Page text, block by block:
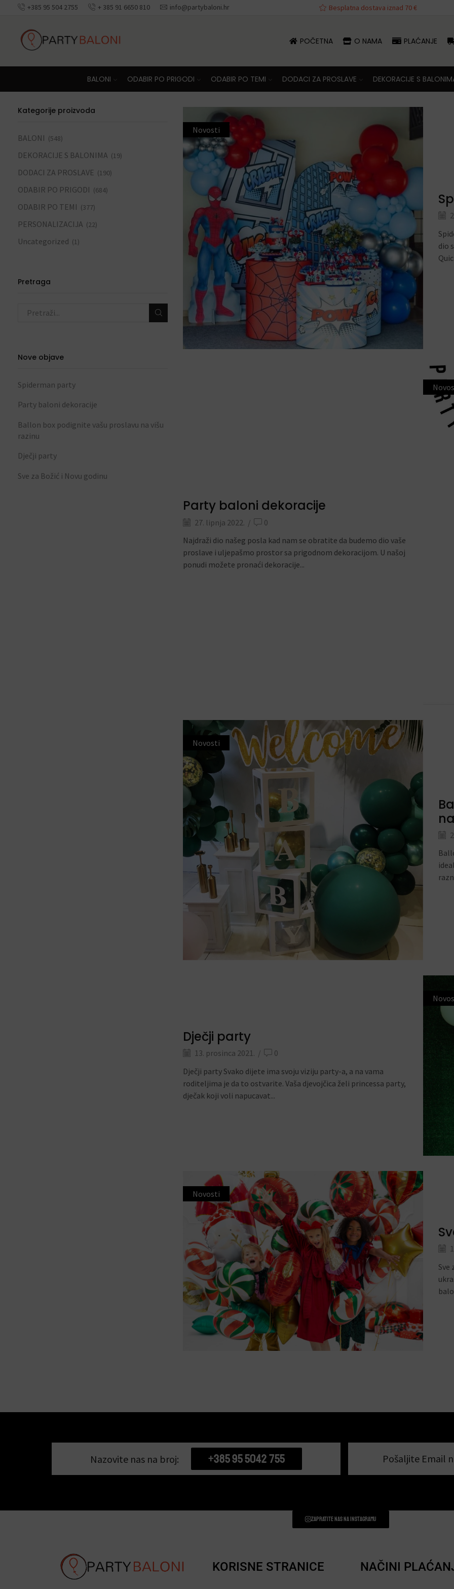
+385 95 504 2755 + 385 91 6650 810 info@partybaloni.hr
Besplatna dostava iznad 70 € Besplatna dostava iznad 70 €
POČETNA O NAMA PLAĆANJE
BALONI ODABIR PO PRIGODI ODABIR PO TEMI DODACI ZA PROSLAVE DEKORACIJE S
Novosti
dio
Party baloni dekoracije
27. lipnja 2022. /
0
Najdraži dio našeg posla kad nam se obratite da budemo dio vaše
proslave i uljepašmo prostor sa prigodnom dekoracijom. U našoj
ponudi možete pronaći dekoracije...
Novosti
Dječji party
13. prosinca 2021. /
0
Dječji party Svako dijete ima svoju viziju party-a, a na vama
roditeljima je da to ostvarite. Vaša djevojčica želi princessa party,
dječak koji voli napucavat...
Novosti
Sve
Kategorije proizvoda
BALONI (548)
DEKORACIJE S BALONIMA (19)
DODACI ZA PROSLAVE (190)
ODABIR PO PRIGODI (684)
ODABIR PO TEMI (377)
PERSONALIZACIJA (22)
Uncategorized (1)
Pretraga
Nove objave
Spiderman party
Party baloni dekoracije
Ballon box podignite vašu proslavu na višu
razinu
Dječji party
Sve za Božić i Novu godinu
Nazovite nas na broj: +385 95 5042 755 Pošaljite Email
Zapratite nas na instagramu
KORISNE STRANICE NAČINI